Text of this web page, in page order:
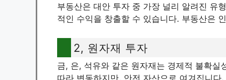
부동산은 대안 투자 중 가장 널리 알려진 유
적인 수익을 창출할 수 있습니다. 부동산은
2, 원자재 투자
금, 은, 석유와 같은 원자재는 경제적 불확실
따라 변동하지만, 안전 자산으로 여겨집니다.